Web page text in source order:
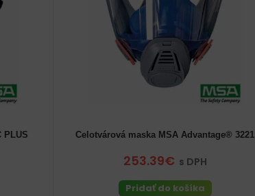
PLUS Celotvárová maska MSA Advantage® 3221
253.39€ s DPH
Pridať do košíka